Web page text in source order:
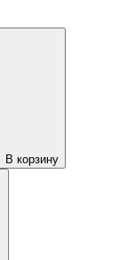
В корзину